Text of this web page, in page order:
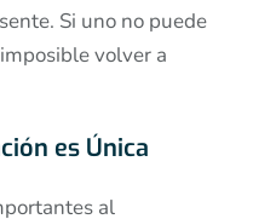
Si uno no puede
volver a
es Única
al